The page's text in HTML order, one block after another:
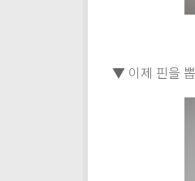
▼ 이제 핀을